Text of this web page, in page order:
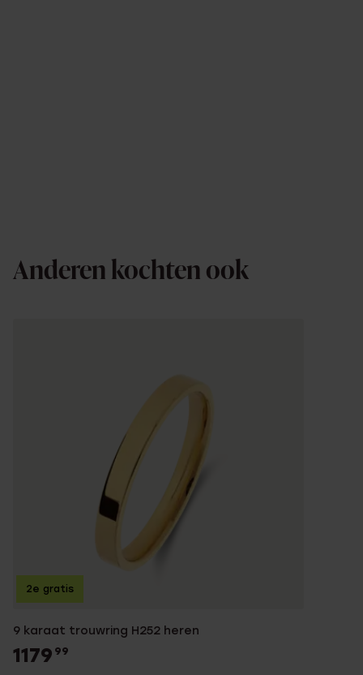
Anderen kochten ook
9 karaat trouwring H252 heren
1179 99
2e gratis